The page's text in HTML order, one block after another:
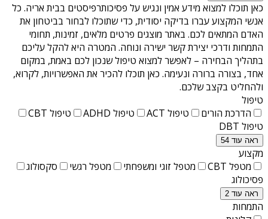
כאן תוכלו למצוא מידע אמין ונגיש על פסיכותרפיסטים בבית אריה. כל
אנשי המקצוע עברו בדיקה יסודית, כדי שתוכלו לבחור בביטחון את
האדם המתאים לכם. באתר מוצגים פרטים מלאים, זמינות, תחומי
התמחות ודרכי יצירת קשר ישירה ונוחה. המטרה היא להקל עליכם
בתהליך הבחירה – לאפשר למצוא טיפול שנכון לכם באמת, במקום
אחד, בצורה ברורה ונעימה. כאן תוכלו להכיר את האפשרויות, לקרוא,
ולהחליט בקצב שלכם.
טיפול
הדרכת הורים
טיפול ACT טיפול ADHD
טיפול CBT
טיפול DBT
ראה עוד 54
מקצוע
מטפל CBT
מטפל זוגי ומשפחתי מטפל רגשי
סקסולוג
פסיכולוג
ראה עוד 2
התמחות